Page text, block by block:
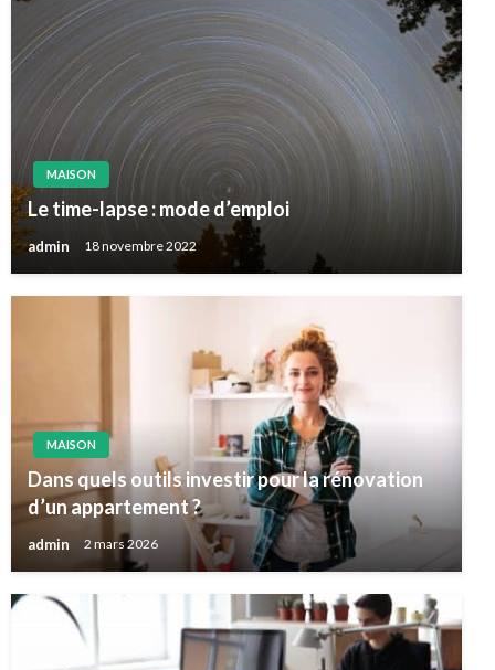
MAISON
Le time-lapse : mode d’emploi
admin 18 novembre 2022
MAISON
Dans quels outils investir pour la rénovation
d’un appartement ?
admin 2 mars 2026